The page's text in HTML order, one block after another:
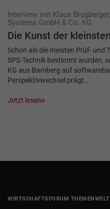
Interview mit Klaus
Systems GmbH & Co. KG
Die Kunst der
Schon als die meisten Prüf- und
SPS-Technik bestimmt wurden,
KG aus Bamberg auf
Perspektivwechsel prägt…
Jetzt lesen
WIRTSCHAFTSFORUM